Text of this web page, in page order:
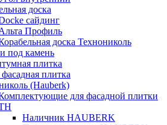
доска
сайдинг
Профиль
доска Технониколь
под камень
плитка
плитка
(Hauberk)
для фасадной плитки
Наличник HAUBERK